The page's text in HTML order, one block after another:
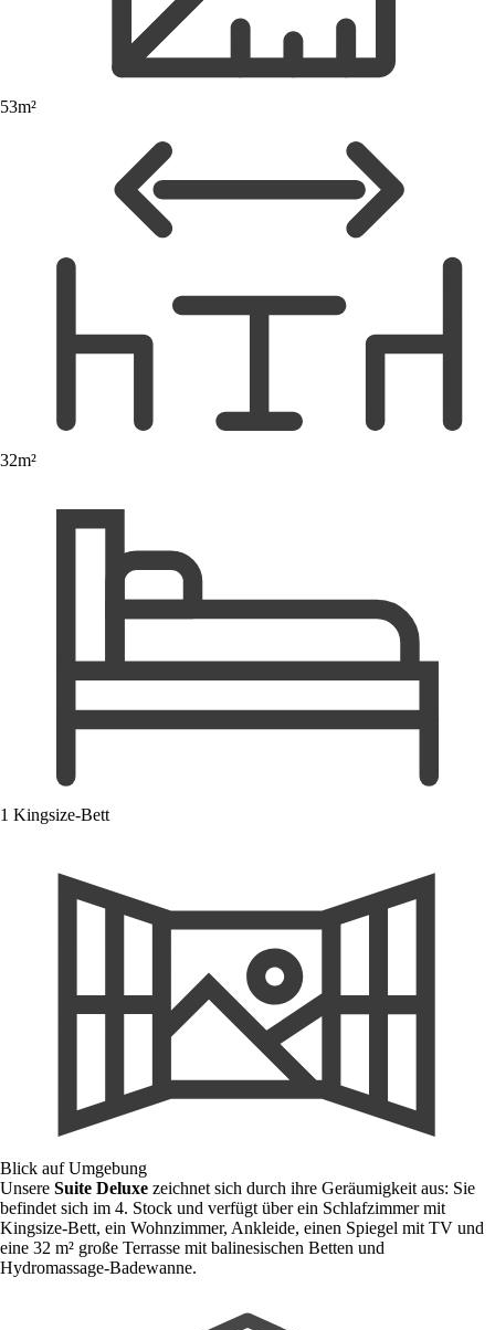
53m²
32m²
1 Kingsize-Bett
Blick auf Umgebung
Unsere Suite Deluxe zeichnet sich durch ihre Geräumigkeit aus: Sie
befindet sich im 4. Stock und verfügt über ein Schlafzimmer mit
Kingsize-Bett, ein Wohnzimmer, Ankleide, einen Spiegel mit TV und
eine 32 m² große Terrasse mit balinesischen Betten und
Hydromassage-Badewanne.